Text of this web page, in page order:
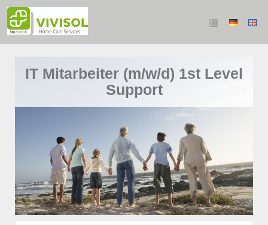
IT Mitarbeiter (m/w/d) 1st Level
Support